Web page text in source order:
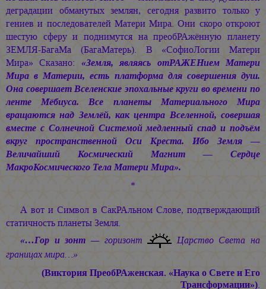
деградации обманутых землян, сегодня развито только у
гениев и последователей Матери Мира. Они скоро откроют
шестую сферу и поднимутся на преобРАжённую планету
ЗЕМЛЯ-БагаМа (БагаМатерь). В «СофиоЛогии Матери
Мира» Сказано: «Земля, являясь отРАЖЕНием Матери
Мира в Материи, есть платформа для совершения душ.
Она совершает Вселенские эпохальные круги во времени по
ленте Мёбиуса. Все планеты Материального Мира
вращаются над Землёй, как центра Вселенной, совершая
вместе с Солнечной Системой медленный спад и подъём
вкруг пространственной Оси Креста. Ибо Земля —
Величайший Космический Магнит — Сердце
МакроКосмического Тела Матери Мира».
*
А вот и Символ в СакРАльном Слове, подтверждающий
статичность планеты Земля.
«…Гор и зонт — горизонт
Царство Света на
границах мира…»
(Виктория ПреобРАженская. «Наука о Свете и Его
Трансформации»).